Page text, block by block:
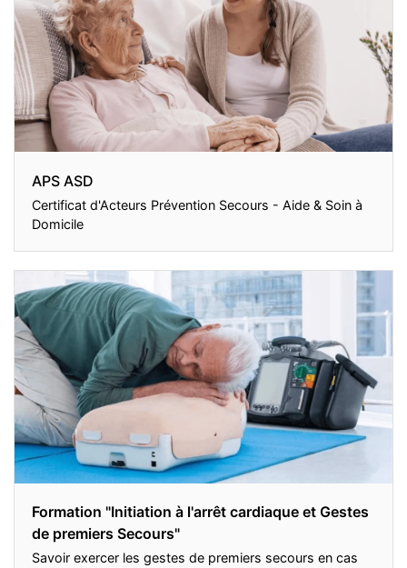
APS ASD
Certificat d'Acteurs Prévention Secours - Aide & Soin à
Domicile
Formation "Initiation à l'arrêt cardiaque et Gestes
de premiers Secours"
Savoir exercer les gestes de premiers secours en cas